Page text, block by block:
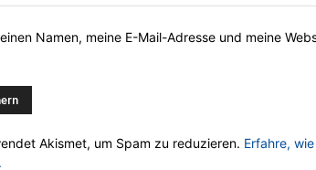
Namen, meine E-Mail-Adresse und meine
Akismet, um Spam zu reduzieren. Erfahre,